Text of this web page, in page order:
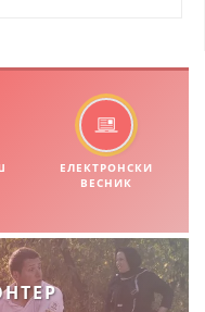
ЕЛЕКТРОНСКИ
ВЕСНИК